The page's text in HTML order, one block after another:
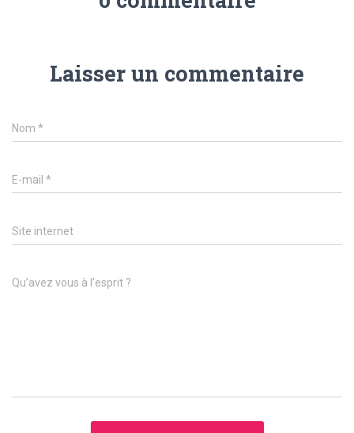
Laisser un commentaire
Nom *
E-mail *
Site internet
Qu’avez vous à l’esprit ?